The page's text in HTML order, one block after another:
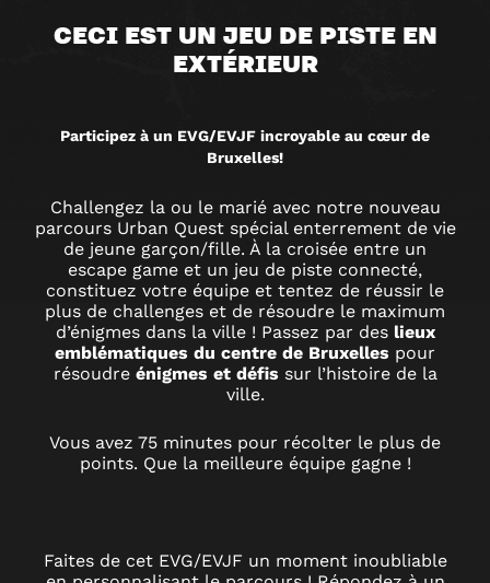
URBAN
QUEST
SPÉCIAL
EVG
/EVJF
JEU
DE
PISTE
BRUXELLES
CECI EST UN JEU DE PISTE EN
EXTÉRIEUR
Participez à un EVG/EVJF incroyable au cœur de
Bruxelles!
Challengez la ou le marié avec notre nouveau
parcours Urban Quest spécial enterrement de vie
de jeune garçon/fille. À la croisée entre un
escape game et un jeu de piste connecté,
constituez votre équipe et tentez de réussir le
plus de challenges et de résoudre le maximum
d’énigmes dans la ville ! Passez par deslieux
emblématiques du centre de Bruxelles pour
résoudre énigmes et défis sur l’histoire de la
ville.
Vous avez 75 minutes pour récolter le plus de
points. Que la meilleure équipe gagne !
Faites de cet EVG/EVJF un moment inoubliable